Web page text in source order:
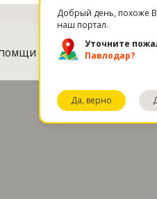
Добрый день, похоже
наш портал.
Уточните
Павлодар?
Да, верно
Ачаровой